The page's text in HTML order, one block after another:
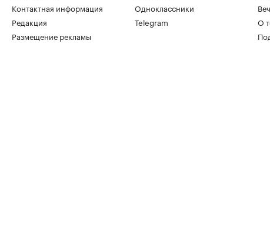
Контактная информация
Редакция
Размещение рекламы
Одноклассники
Telegram
О